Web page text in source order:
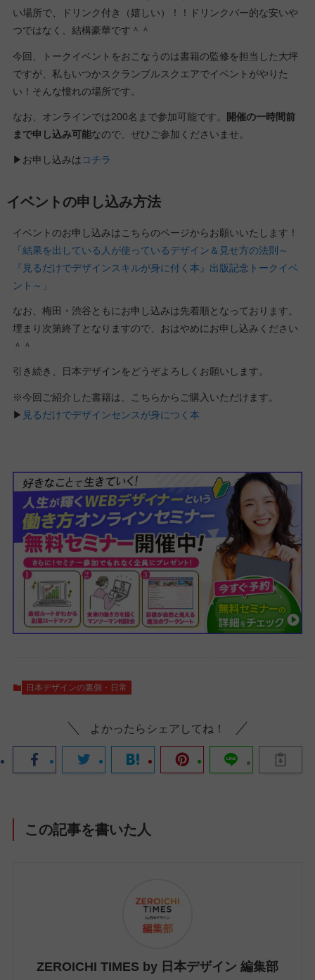
い場所で、ドリンク付き（嬉しい）！！ドリンクバー的な安いや
つではなく、結構豪華です＾＾
今回、トークイベントをおこなうのは書籍の監修を担当した大坪
ですが、私もいつかスクランブルスクエアでイベントがやりた
い！そんな憧れの場所です。
なお、オンラインでは200名まで参加可能です。
開催の一時間前
まで申し込み可能なので、ぜひご参加くださいませ。
▶︎お申し込みはコチラ
イベントの申し込み方法
イベントのお申し込みはこちらのページからお願いいたします！
「 結果を出している人が使っているデザイン＆見せ方の法則～
『見るだけでデザインスキルが身に付く本』出版記念トークイベ
ント～ 」
なお、梅田・渋谷ともにお申し込みは先着順となっております。
埋まり次第終了となりますので、おはやめにお申し込みください
＾＾
引き続き、日本デザインをどうぞよろしくお願いします。
※今回ご紹介した書籍は、こちらからご購入いただけます。
▶︎ 見るだけでデザインセンスが身につく本
日本デザインの裏側・日常
よかったらシェアしてね！
この記事を書いた人
ZEROICHI TIMES by 日本デザイン 編集部